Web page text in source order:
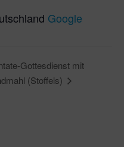
Google
Gottesdienst mit
(Stoffels)